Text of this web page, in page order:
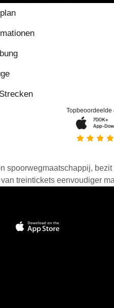
Topbeoordeelde
treintickets eenvoudiger